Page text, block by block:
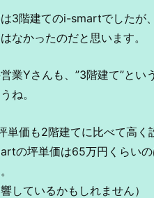
3階建てのi-smartでしたが
なかったのだと思います。
業Yさんも、”3階建て”と
ね。
単価も2階建てに比べて高く
の坪単価は65万円くらい
しているかもしれません）